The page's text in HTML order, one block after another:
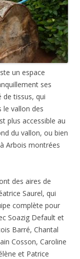
un espace
ses
de tissus, qui
le vallon des
plus accessible au
du vallon, ou bien
Arbois montrées
des aires de
Saurel, qui
complète pour
Soazig Default et
Barré, Chantal
Cosson, Caroline
et Patrice